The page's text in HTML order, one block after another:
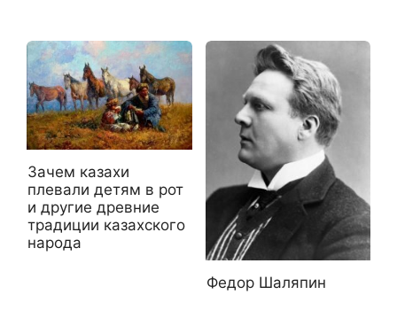
Зачем казахи
плевали детям в рот
и другие древние
традиции казахского
народа
Федор Шаляпин